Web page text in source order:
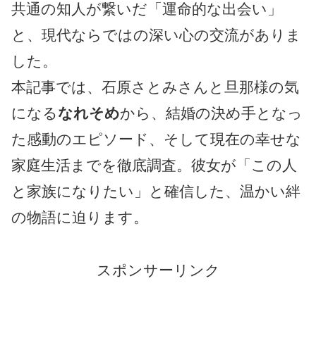
共通の知人が繋いだ「運命的な出会い」
と、現代ならではの深い心の交流がありま
した。
本記事では、石原さとみさんと旦那様の気
になるなれそめから、結婚の決め手となっ
た感動のエピソード、そして現在の幸せな
家庭生活までを徹底調査。彼女が「この人
と家族になりたい」と確信した、温かい絆
の物語に迫ります。
スポンサーリンク